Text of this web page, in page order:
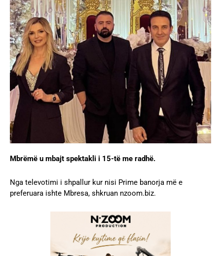
Mbrëmë u mbajt spektakli i 15-të me radhë.
Nga televotimi i shpallur kur nisi Prime banorja më e
preferuara ishte Mbresa, shkruan nzoom.biz.